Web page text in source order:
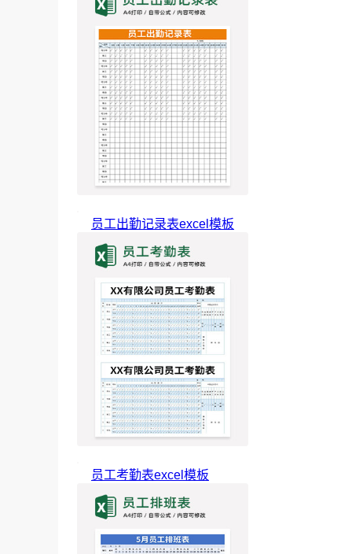
员工出勤记录表excel模板
员工考勤表excel模板